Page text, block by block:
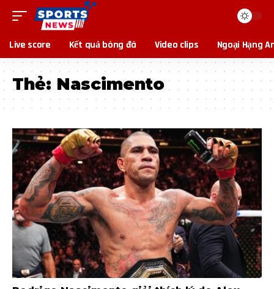
Live score Kết quả bóng đá Video clips Ngoại Hạng
Thẻ: Nascimento